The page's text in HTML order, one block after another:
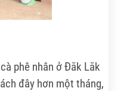
phê nhân ở Đăk Lăk
đây hơn một tháng,